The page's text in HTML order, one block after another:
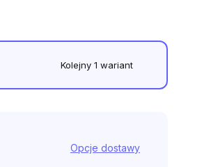
Kolejny 1 wariant
Opcje dostawy